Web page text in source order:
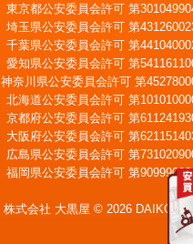
LINE査定
東京都公安委員会許可 第
埼玉県公安委員会許可 第
千葉県公安委員会許可 第
愛知県公安委員会許可 第
神奈川県公安委員会許可 第
北海道公安委員会許可 第
京都府公安委員会許可 第
大阪府公安委員会許可 第
広島県公安委員会許可 第
福岡県公安委員会許可 第
株式会社 大黒屋 © 2026